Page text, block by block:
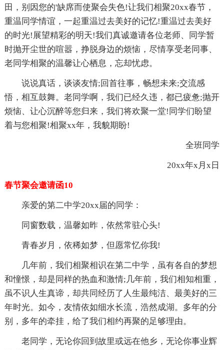
田，别因您的'缺席而使聚会失色!让我们相聚20xx春节，
重温同学情谊，一起重温过去美好的记忆!重温过去美好
的时光!展望精彩的明天!我们真诚邀请各位老师、同学暂
时抛开尘世的喧嚣，挣脱身边的烦恼，尽情享受老同事、
老同学相聚的温馨让心栖息，忘却忧虑。
说说真话，谈谈友情;回首往事，畅想未来;交流感
悟，相互鼓舞。老同学啊，我们已经久违，都已疲惫;抛开
烦恼、让心沉醉等您归来，我们将欢聚一堂!同学们盼望
着与您相聚!相聚xx年，我貌期盼!
全班同学
20xx年x月x日
春节聚会邀请函10
亲爱的第二中学20xx届的同学：
同窗数载，温馨如昨，依然常驻心头!
青春岁月，依稀如梦，但愿常忆你我!
几年前，我们相聚相识在第二中学，虽有各自的梦想
和憧憬，却是同样的热血和激情;几年前，我们相知相重，
虽不识人生真谛，却共同经历了人生最纯洁、最美好的三
年时光。如今，友情依如细水长流，浩然成湖。多年的分
别，多年的牵挂，给了我们相约再聚的足够理由。
老同学，无论你回到故里或远在他乡，无论你事业辉